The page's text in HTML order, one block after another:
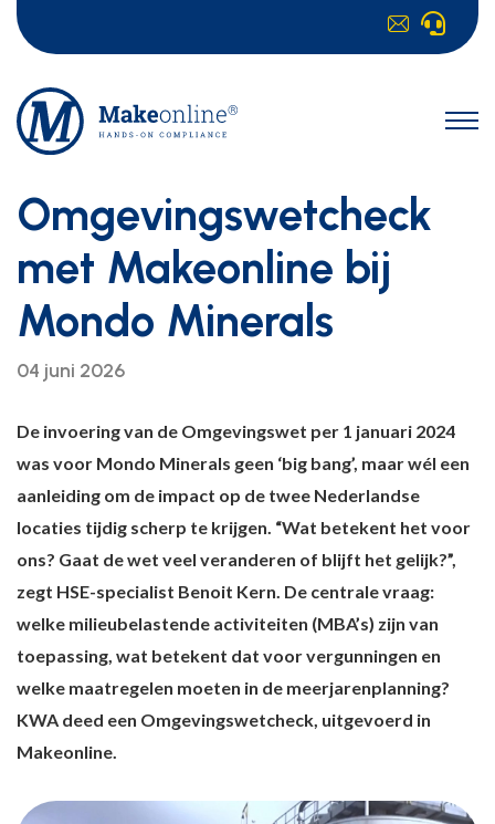
Omgevingswetcheck
met Makeonline bij
Mondo Minerals
04 juni 2026
De invoering van de Omgevingswet per 1 januari 2024
was voor Mondo Minerals geen ‘big bang’, maar wél een
aanleiding om de impact op de twee Nederlandse
locaties tijdig scherp te krijgen. “Wat betekent het voor
ons? Gaat de wet veel veranderen of blijft het gelijk?”,
zegt HSE-specialist Benoit Kern. De centrale vraag:
welke milieubelastende activiteiten (MBA’s) zijn van
toepassing, wat betekent dat voor vergunningen en
welke maatregelen moeten in de meerjarenplanning?
KWA deed een Omgevingswetcheck, uitgevoerd in
Makeonline.